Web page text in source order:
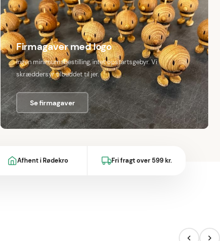
Firmagaver med logo
Ingen minimumsbestilling, intet opstartsgebyr. Vi
skræddersyr tilbuddet til jer.
Se firmagaver
Afhent i Rødekro Fri fragt over 599 kr.